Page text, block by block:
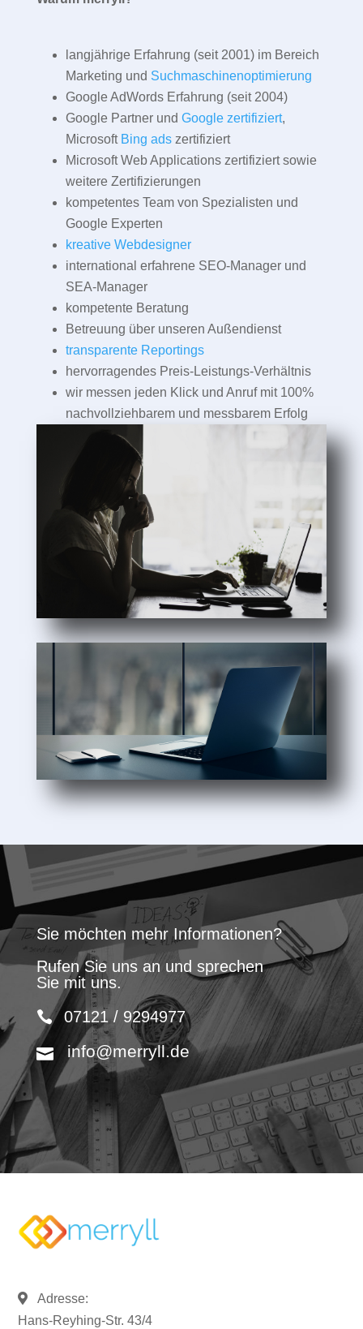
langjährige Erfahrung (seit 2001) im Bereich
Marketing und Suchmaschinenoptimierung
Google AdWords Erfahrung (seit 2004)
Google Partner und Google zertifiziert,
Microsoft Bing adszertifiziert
Microsoft Web Applications zertifiziert sowie
weitere Zertifizierungen
kompetentes Team von Spezialisten und
Google Experten
kreative Webdesigner
international erfahrene SEO-Manager und
SEA-Manager
kompetente Beratung
Betreuung über unseren Außendienst
transparente Reportings
hervorragendes Preis-Leistungs-Verhältnis
wir messen jeden Klick und Anruf mit 100%
nachvollziehbarem und messbarem Erfolg
Sie möchten mehr Informationen?
Rufen Sie uns an und sprechen
Sie mit uns.
07121 / 9294977
info@merryll.de
Adresse:
Hans-Reyhing-Str. 43/4